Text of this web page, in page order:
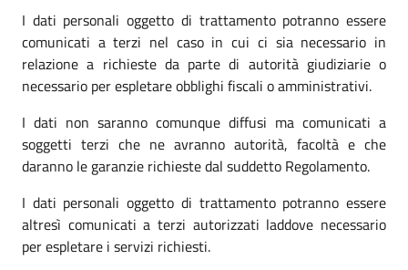
I dati personali oggetto di trattamento potranno essere
comunicati a terzi nel caso in cui ci sia necessario in
relazione a richieste da parte di autorità giudiziarie o
necessario per espletare obblighi fiscali o amministrativi.
I dati non saranno comunque diffusi ma comunicati a
soggetti terzi che ne avranno autorità, facoltà e che
daranno le garanzie richieste dal suddetto Regolamento.
I dati personali oggetto di trattamento potranno essere
altresì comunicati a terzi autorizzati laddove necessario
per espletare i servizi richiesti.